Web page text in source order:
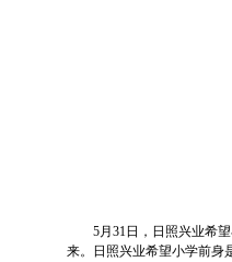
5月31日，日照兴业希望
来。日照兴业希望小学前身